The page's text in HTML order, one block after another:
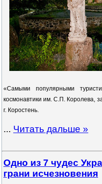
«Самыми популярными
космонавтики им. С.П. Королева,
г. Коростень.
... Читать дальше »
Одно из 7 чудес
грани исчезновения